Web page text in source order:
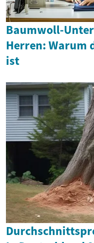
Baumwoll-
Herren: Warum
ist